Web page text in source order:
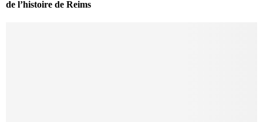
de l’histoire de Reims